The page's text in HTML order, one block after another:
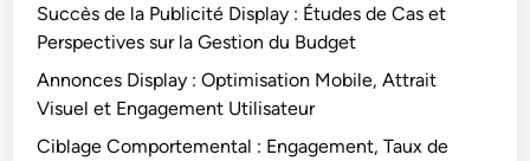
Succès de la Publicité Display : Études de Cas et
Perspectives sur la Gestion du Budget
Annonces Display : Optimisation Mobile, Attrait
Visuel et Engagement Utilisateur
Ciblage Comportemental : Engagement, Taux de